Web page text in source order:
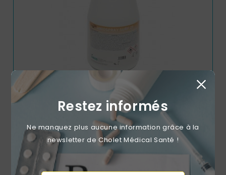
Restez informés
Ne manquez plus aucune information grâce à la
newsletter de Cholet Médical Santé !
Désinfectant De Surface Aniospray Surf 29 Sans Pompe
1L
Prix
9,89 €